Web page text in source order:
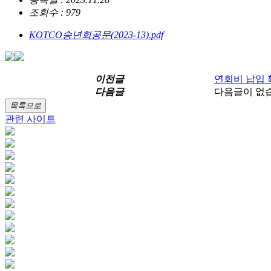
조회수 : 979
KOTCO송년회공문(2023-13).pdf
이전글
연회비 납입
다음글
다음글이 없
목록으로
관련 사이트